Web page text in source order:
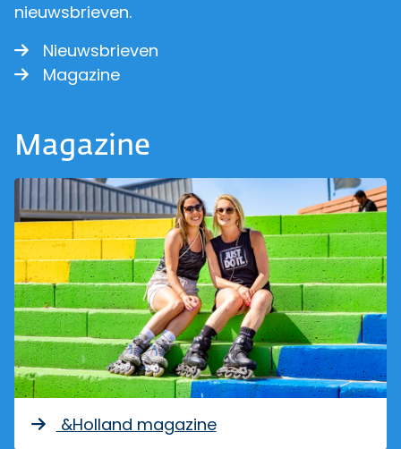
nieuwsbrieven.
Nieuwsbrieven
Magazine
Magazine
&Holland magazine